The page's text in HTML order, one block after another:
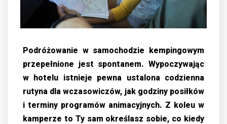
Podróżowanie w samochodzie kempingowym
przepełnione jest spontanem. Wypoczywając
w hotelu istnieje pewna ustalona codzienna
rutyna dla wczasowiczów, jak godziny posiłków
i terminy programów animacyjnych. Z koleu w
kamperze to Ty sam określasz sobie, co kiedy